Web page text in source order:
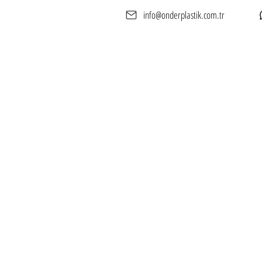
info@onderplastik.com.tr